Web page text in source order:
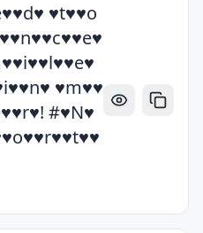
♥t♥♥o
♥m♥♥
#♥N♥